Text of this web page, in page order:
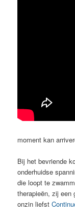
moment kan
Bij het bevriende
onderhuidse
die loopt te
therapieën, zij een
onzin liefst